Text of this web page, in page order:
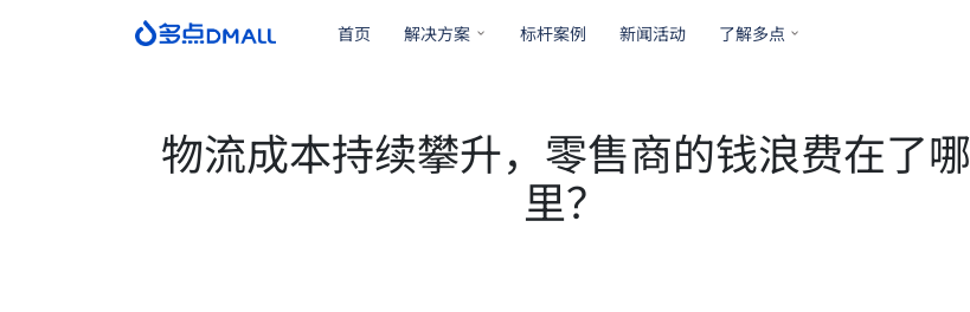
首页 解决方案 标杆案例 新闻活动 了解多点
物流成本持续攀升，零售商的钱浪费在了哪
里？